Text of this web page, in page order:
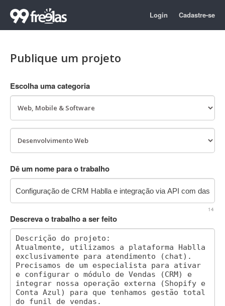
Login Cadastre-se
Publique um projeto
Escolha uma categoria
Dê um nome para o trabalho
14
Descreva o trabalho a ser feito